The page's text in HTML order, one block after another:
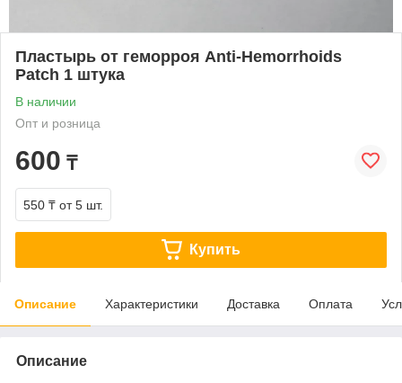
Пластырь от геморроя Anti-Hemorrhoids
Patch 1 штука
В наличии
Опт и розница
600 ₸
550 ₸ от 5 шт.
Купить
Описание Характеристики Доставка Оплата
Описание